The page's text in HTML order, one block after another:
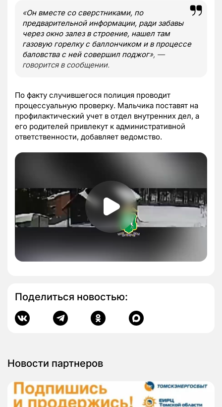
«Он вместе со сверстниками, по
предварительной информации, ради забавы
через окно залез в строение, нашел там
газовую горелку с баллончиком и в процессе
баловства с ней совершил поджог», —
говорится в сообщении.
По факту случившегося полиция проводит
процессуальную проверку. Мальчика поставят на
профилактический учет в отдел внутренних дел, а
его родителей привлекут к административной
ответственности, добавляет ведомство.
Поделиться новостью:
Новости партнеров